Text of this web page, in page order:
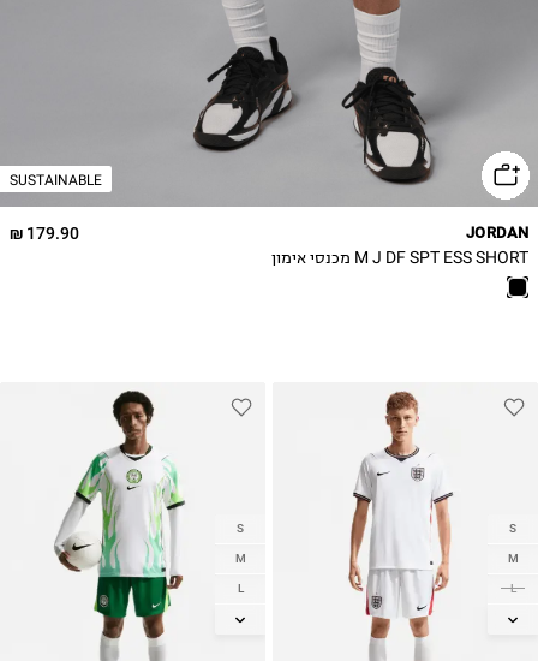
SUSTAINABLE
179.90 ₪ JORDAN
M J DF SPT ESS SHORT מכנסי אימון
S
M
L
XL
S
M
L
XL